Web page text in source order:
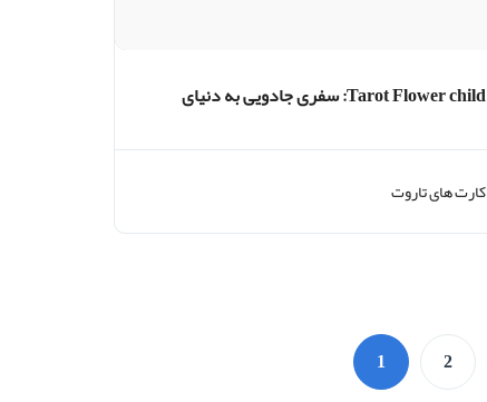
Tarot Flower child: سفری جادویی به دنیای
کارت های تاروت
1 2